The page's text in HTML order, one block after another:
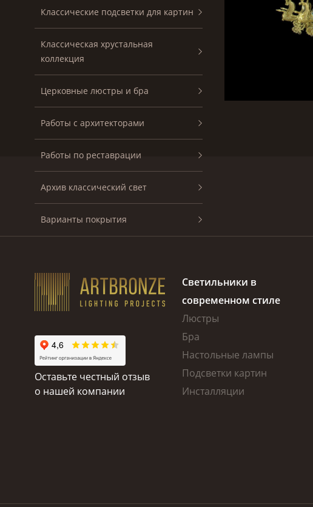
Классические подсветки для картин
Классическая хрустальная
коллекция
Церковные люстры и бра
Работы с архитекторами
Работы по реставрации
Архив классический свет
Варианты покрытия
Оставьте честный отзыв
о нашей компании
Светильники в
современном стиле
Люстры
Бра
Настольные лампы
Подсветки картин
Инсталляции